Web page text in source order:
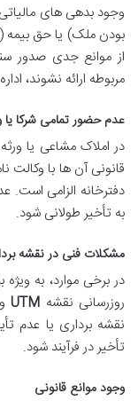
وجود بدهی های
بودن ملک) یا حق بیمه
از موانع جدی صدور
مربوطه ارائه نشوند،
عدم حضور تمامی شرکا یا
در املاک مشاعی یا
قانونی آن ها با
دفترخانه الزامی است.
به تأخیر طولانی شود.
مشکلات فنی در نقشه
در برخی موارد، به ویژه
روزرسانی نقشه UTM
نقشه برداری یا عدم
تأخیر در فرآیند شود.
وجود موانع قانونی